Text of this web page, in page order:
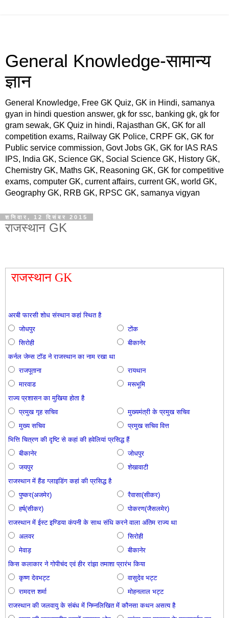
General Knowledge-सामान्य
ज्ञान
General Knowledge, Free GK Quiz, GK in Hindi, samanya
gyan in hindi question answer, gk for ssc, banking gk, gk for
gram sewak, GK Quiz in hindi, Rajasthan GK, GK for all
competition exams, Railway GK Police, CRPF GK, GK for
Public service commission, Govt Jobs GK, GK for IAS RAS
IPS, India GK, Science GK, Social Science GK, History GK,
Chemistry GK, Maths GK, Reasoning GK, GK for competitive
exams, computer GK, current affairs, current GK, world GK,
Geography GK, RRB GK, RPSC GK, samanya vigyan
शनिवार, 12 दिसंबर 2015
राजस्थान GK
राजस्थान GK
अरबी फारसी शोध संस्थान कहां स्थित है
जोधपुर
टोंक
सिरोही
बीकानेर
कर्नल जेम्स टॉड ने राजस्थान का नाम रखा था
राजपूताना
रायथान
मारवाड
मरूभूमि
राज्य प्रशासन का मुखिया होता है
प्रमुख गृह सचिव
मुख्यमंत्री के प्रमुख सचिव
मुख्य सचिव
प्रमुख सचिव वित्त
भित्ति चित्रण की दृष्टि से कहां की हवेलियां प्रसिद्ध हैं
बीकानेर
जोधपुर
जयपुर
शेखावाटी
राजस्थान में हैंड ग्लाइडिंग कहां की प्रसिद्ध है
पुष्कर(अजमेर)
रैवासा(सीकर)
हर्ष(सीकर)
पोकरण(जैसलमेर)
राजस्थान में ईस्ट इण्डिया कंपनी के साथ संधि करने वाला अंतिम राज्य था
अलवर
सिरोही
मेवाड़
बीकानेर
किस कलाकार ने गोपीचंद एवं हीर रांझा तमाशा प्रारंभ किया
कृष्ण देवभट्ट
वासुदेव भट्ट
रामदत्त शर्मा
मोहनलाल भट्ट
राजस्थान की जलवायु के संबंध में निम्नलिखित में कौनसा कथन असत्य है